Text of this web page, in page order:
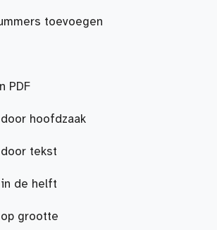
toevoegen
PDF
hoofdzaak
door tekst
in de helft
op grootte